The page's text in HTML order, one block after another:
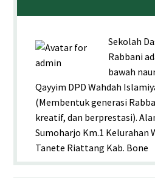
Sekolah
Rabbani
bawah
Qayyim DPD Wahdah
(Membentuk generasi
kreatif, dan berprestasi).
Sumoharjo Km.1 Kelurahan
Tanete Riattang Kab. Bone